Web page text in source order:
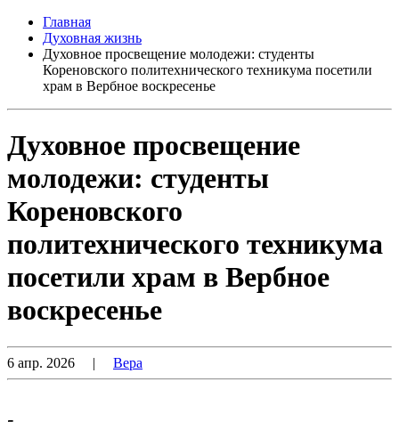
Главная
Духовная жизнь
Духовное просвещение молодежи: студенты
Кореновского политехнического техникума посетили
храм в Вербное воскресенье
Духовное просвещение
молодежи: студенты
Кореновского
политехнического техникума
посетили храм в Вербное
воскресенье
6 апр. 2026 | Вера